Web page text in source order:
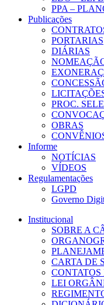
PPA –
Publicações
PORTARIAS
DIÁRIAS
PROC.
OBRAS
Informe
NOTÍCIAS
VÍDEOS
Regulamentações
LGPD
Governo
Institucional
SOBRE A
CARTA DE
CONTATOS
LEI